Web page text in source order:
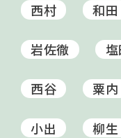
西村 和田
岩佐徹
西谷 粟内
小出 柳生